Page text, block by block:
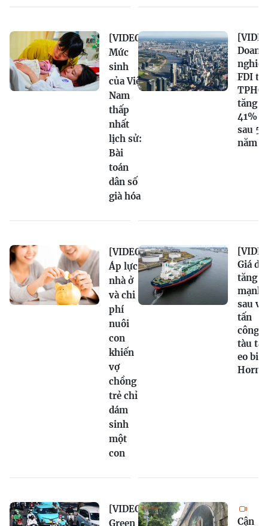
[VIDEO]
Mức
sinh
của Việt
Nam
thấp
nhất
lịch sử:
Bài
toán
dân số
già hóa
Doanh
nghiệp
FDI tại
tăng
41%
sau 5
năm
[VIDEO]
Áp lực
nhà ở
và chi
phí
nuôi
con
khiến
vợ
chồng
trẻ chỉ
dám
sinh
một
con
Giá
tăng
mạnh
sau vụ
tấn
công
tàu tại
eo
[VIDEO]
Green
Cận